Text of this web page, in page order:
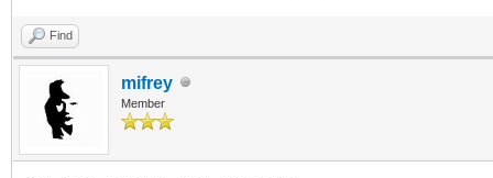
Find
mifrey
Member